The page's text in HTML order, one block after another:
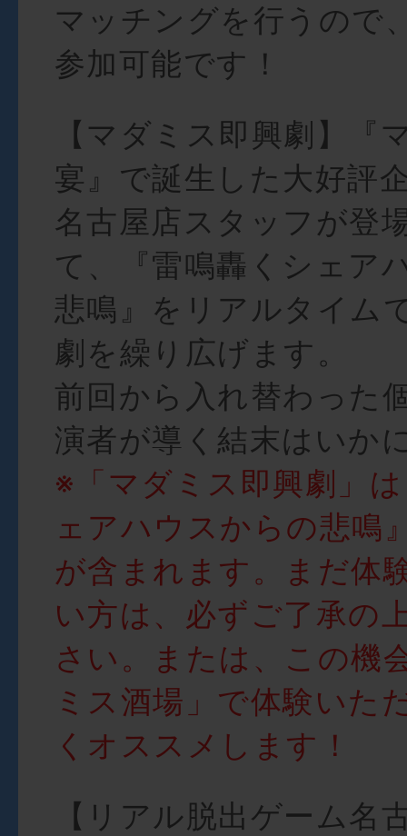
マッチングを行うので
参加可能です！
【マダミス即興劇】『
宴』で誕生した大好評
名古屋店スタッフが登
て、『雷鳴轟くシェア
悲鳴』をリアルタイム
劇を繰り広げます。
前回から入れ替わった
演者が導く結末はいか
※「マダミス即興劇」
ェアハウスからの悲鳴
が含まれます。まだ体
い方は、必ずご了承の
さい。または、この機
ミス酒場」で体験いた
くオススメします！
【リアル脱出ゲーム名